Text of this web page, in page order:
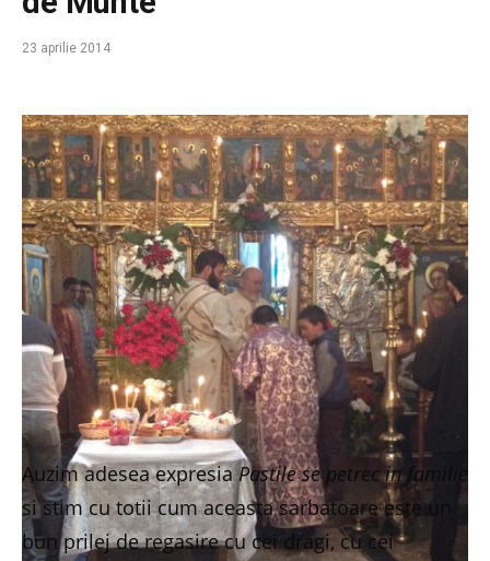
23 aprilie 2014
Auzim adesea expresiaPastile se petrec in familie
si stim cu totii cum aceasta sarbatoare este un
bun prilej de regasire cu cei dragi, cu cei